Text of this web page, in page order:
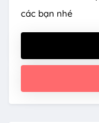
các bạn nhé